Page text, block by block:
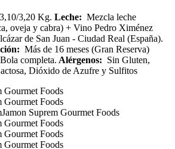
3,20 Kg. Leche: Mezcla leche
oveja y cabra) + Vino Pedro Ximénez
de San Juan - Ciudad Real (España).
Más de 16 meses (Gran Reserva)
completa. Alérgenos: Sin Gluten,
Dióxido de Azufre y Sulfitos